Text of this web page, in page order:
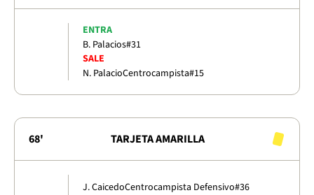
ENTRA
B. Palacios#31
SALE
N. PalacioCentrocampista#15
68' TARJETA AMARILLA
J. CaicedoCentrocampista Defensivo#36